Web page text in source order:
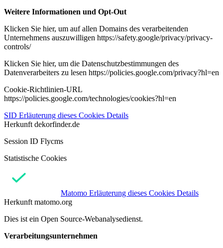
Weitere Informationen und Opt-Out
Klicken Sie hier, um auf allen Domains des verarbeitenden
Unternehmens auszuwilligen https://safety.google/privacy/privacy-
controls/
Klicken Sie hier, um die Datenschutzbestimmungen des
Datenverarbeiters zu lesen https://policies.google.com/privacy?hl=en
Cookie-Richtlinien-URL
https://policies.google.com/technologies/cookies?hl=en
SID Erläuterung dieses Cookies Details
Herkunft dekorfinder.de
Session ID Flycms
Statistische Cookies
Matomo Erläuterung dieses Cookies Details
Herkunft matomo.org
Dies ist ein Open Source-Webanalysedienst.
Verarbeitungsunternehmen